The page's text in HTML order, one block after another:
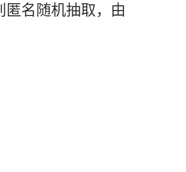
名随机抽取，由